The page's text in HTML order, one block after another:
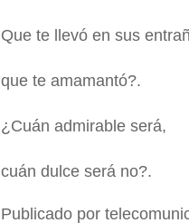
Que te llevó en sus
que te amamantó?.
¿Cuán admirable será,
cuán dulce será no?.
Publicado por